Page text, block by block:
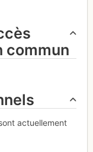
commun
actuellement